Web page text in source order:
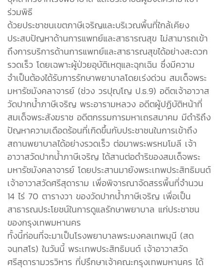
ร่วมพิธี
ด้วยประชาชนเขตภาษีเจริญและบริเวณพื้นที่ใกล้เคียง
ประสบปัญหาด้านการแพทย์และสาธารณสุข ไม่สามารถเข้า
ถึงการบริการด้านการแพทย์และสาธารณสุขได้อย่างสะดวก
รวดเร็ว โดยเฉพาะผู้ป่วยอุบัติเหตุและฉุกเฉิน ซึ่งมีความ
จำเป็นต้องได้รับการรักษาพยาบาลโดยเร่งด่วน สมเด็จพระ
มหารัชมังคลาจารย์ (ช่วง วรปุญฺโญ ป.ธ.9) อดีตเจ้าอาวาส
วัดปากน้ำภาษีเจริญ พระอารามหลวง อดีตผู้ปฏิบัติหน้าที่
สมเด็จพระสังฆราช อดีตกรรมการมหาเถรสมาคม มีดำริถึง
ปัญหาความเดือดร้อนที่เกิดขึ้นกับประชาชนในการเข้าถึง
สถานพยาบาลได้อย่างรวดเร็ว ต่อมาพระพรหมโมลี เจ้า
อาวาสวัดปากน้ำภาษีเจริญ ได้สานต่อดำริของสมเด็จพระ
มหารัชมังคลาจารย์ โดยประสานมายังพระเทพประสิทธิมนต์
เจ้าอาวาสวัดศรีสุดาราม เพื่อพิจารณาจัดสรรพื้นที่จำนวน
14 ไร่ 70 ตารางวา ของวัดปากน้ำภาษีเจริญ เพื่อเป็น
สาธารณประโยชน์ในการดูแลรักษาพยาบาล แก่ประชาชน
ของกรุงเทพมหานคร
ทั้งนี้ก่อนที่จะมาเป็นโรงพยาบาลพระมงคลเทพมุนี (สด
จนฺทสโร) ในวันนี้ พระเทพประสิทธิมนต์ เจ้าอาวาสวัด
ศรีสุดารามวรวิหาร ที่ปรึกษาเจ้าคณะกรุงเทพมหานคร ได้